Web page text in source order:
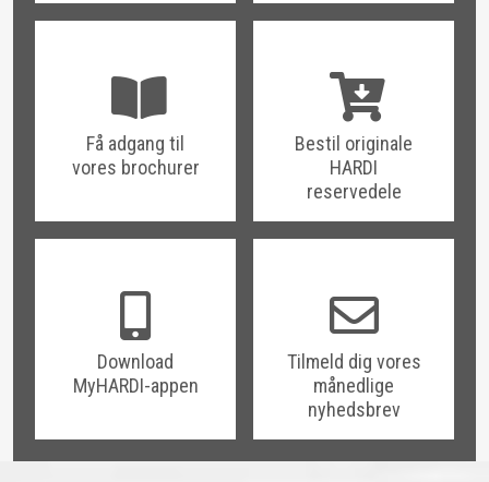
Få adgang til
vores brochurer
Bestil originale
HARDI
reservedele
Download
MyHARDI-appen
Tilmeld dig vores
månedlige
nyhedsbrev